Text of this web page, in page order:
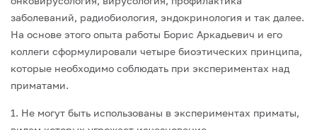
заболеваний, радиобиология, эндокринология и так далее.
На основе этого опыта работы Борис Аркадьевич и его
коллеги сформулировали четыре биоэти­ческих принципа,
которые необходимо соблюдать при экспериментах над
приматами.
1. Не могут быть использованы в экспериментах приматы,